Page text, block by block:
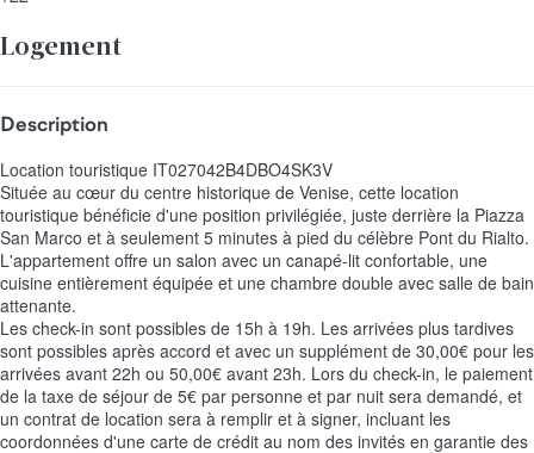
Logement
Description
Location touristique IT027042B4DBO4SK3V
Située au cœur du centre historique de Venise, cette location
touristique bénéficie d'une position privilégiée, juste derrière la Piazza
San Marco et à seulement 5 minutes à pied du célèbre Pont du Rialto.
L'appartement offre un salon avec un canapé-lit confortable, une
cuisine entièrement équipée et une chambre double avec salle de bain
attenante.
Les check-in sont possibles de 15h à 19h. Les arrivées plus tardives
sont possibles après accord et avec un supplément de 30,00€ pour les
arrivées avant 22h ou 50,00€ avant 23h. Lors du check-in, le paiement
de la taxe de séjour de 5€ par personne et par nuit sera demandé, et
un contrat de location sera à remplir et à signer, incluant les
coordonnées d'une carte de crédit au nom des invités en garantie des